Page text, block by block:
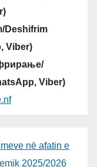
Deshifrim
Viber)
Viber)
në afatin e
2025/2026